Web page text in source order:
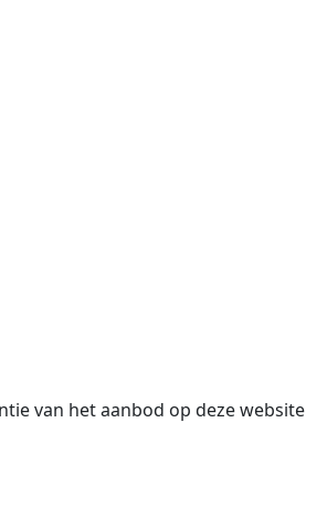
van het aanbod op deze website